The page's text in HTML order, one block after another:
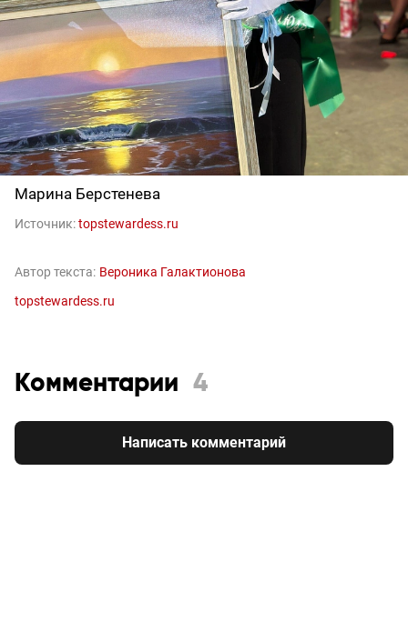
Марина Берстенева
Источник:topstewardess.ru
Автор текста: Вероника Галактионова
topstewardess.ru
Комментарии 4
Написать комментарий